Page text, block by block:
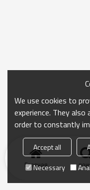
Главная
We use cookies to
experience. They
order to constantly
Accept all
Necessary